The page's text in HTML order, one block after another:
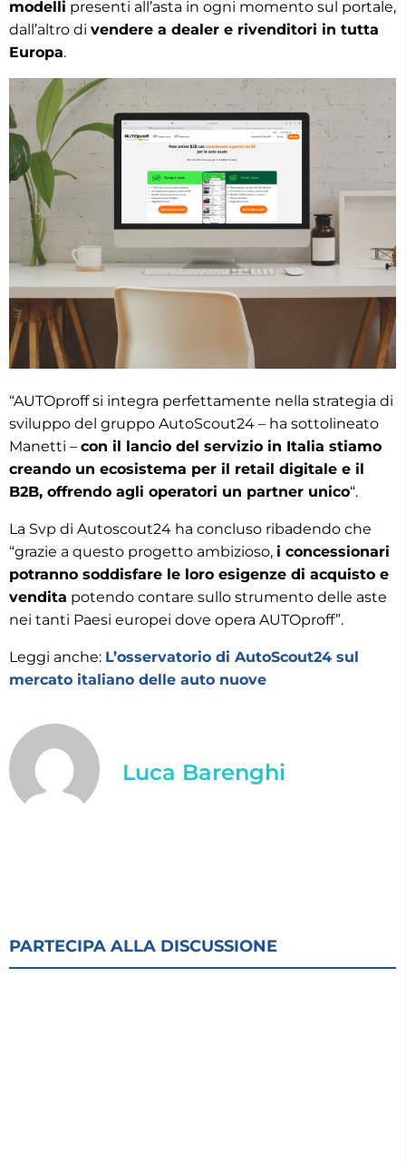
modelli presenti all’asta in ogni momento sul portale,
dall’altro di vendere a dealer e rivenditori in tutta
Europa.
“AUTOproff si integra perfettamente nella strategia di
sviluppo del gruppo AutoScout24 – ha sottolineato
Manetti – con il lancio del servizio in Italia stiamo
creando un ecosistema per il retail digitale e il
B2B, offrendo agli operatori un partner unico“.
La Svp di Autoscout24 ha concluso ribadendo che
“grazie a questo progetto ambizioso, i concessionari
potranno soddisfare le loro esigenze di acquisto e
vendita potendo contare sullo strumento delle aste
nei tanti Paesi europei dove opera AUTOproff”.
Leggi anche: L’osservatorio di AutoScout24 sul
mercato italiano delle auto nuove
Luca Barenghi
PARTECIPA ALLA DISCUSSIONE